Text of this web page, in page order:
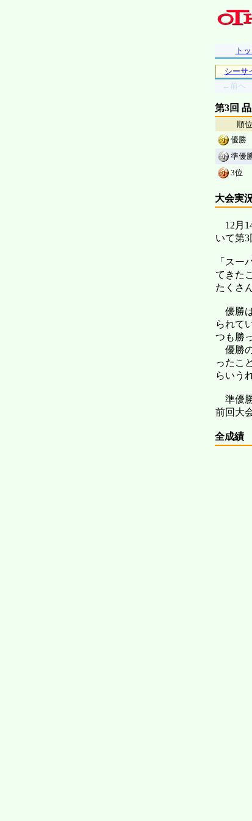
ト
シーサ
←前へ
第3回
順位
優勝
準優
3位
大会実
12月
いて第3
「スー
てきた
たくさ
優勝
られて
つも勝
優勝
ったこ
らいう
準優勝
前回大
全成績